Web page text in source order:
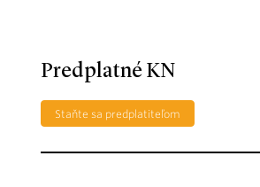
Predplatné KN
Staňte sa predplatiteľom